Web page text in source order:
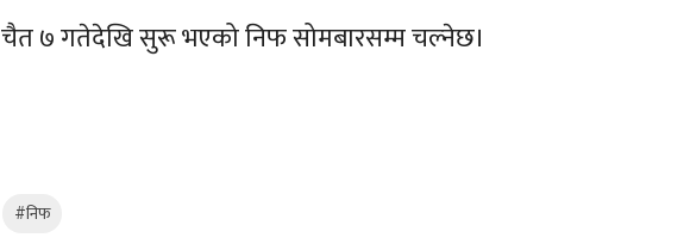
चैत ७ गतेदेखि सुरू भएको निफ सोमबारसम्म चल्नेछ।
#निफ